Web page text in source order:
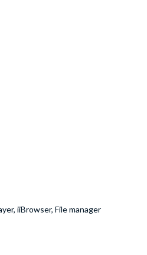
iiBrowser, File manager